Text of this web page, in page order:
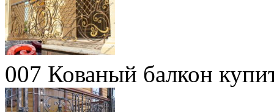
007 Кованый балкон